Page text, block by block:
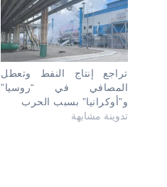
تراجع إنتاج النفط وتعطل
المصافي في “روسيا”
و”أوكرانيا” بسبب الحرب
تدوينة مشابهة